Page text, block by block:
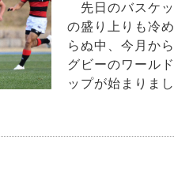
先日のバスケ
の盛り上りも冷
らぬ中、今月か
グビーのワール
ップが始まりま